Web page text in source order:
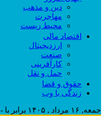
دین و مذهب
مهاجرت
محیط زیست
اقتصاد مالی
ارزدیجیتال
صنعت
کارآفرینی
حمل و نقل
حقوق و قضا
زندگی با وب
جمعه, ۱۶ مرداد , ۱۴۰۵ برابر با - Friday, 7 August , 2026